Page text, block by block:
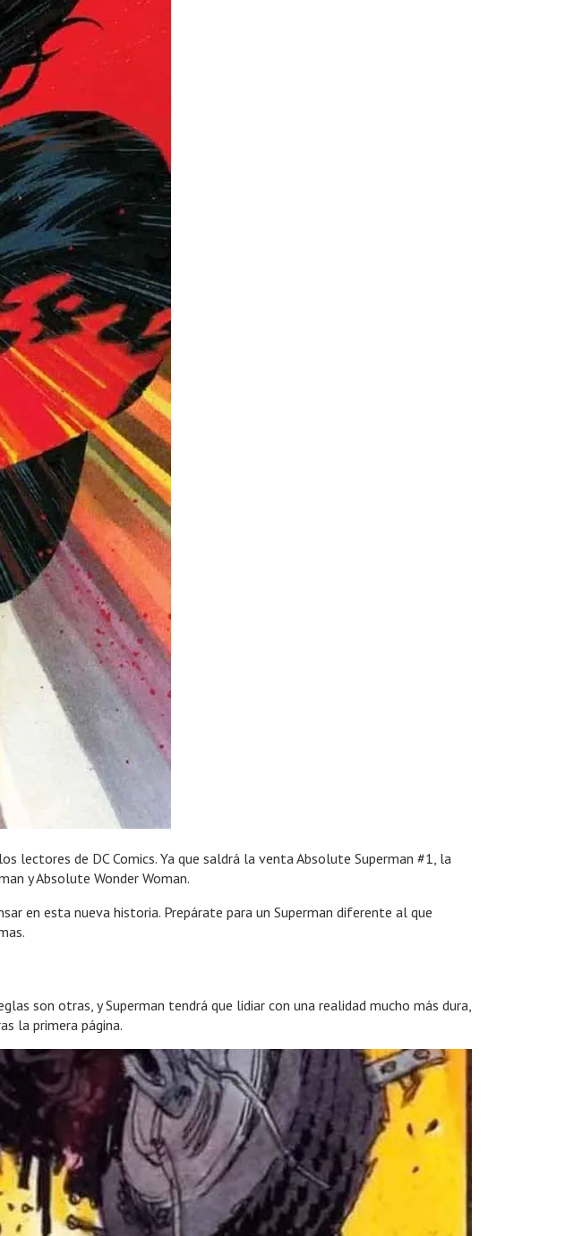
lectores de DC Comics. Ya que saldrá la venta Absolute Superman #1, la
y Absolute Wonder Woman.
en esta nueva historia. Prepárate para un Superman diferente al que
son otras, y Superman tendrá que lidiar con una realidad mucho más dura,
la primera página.